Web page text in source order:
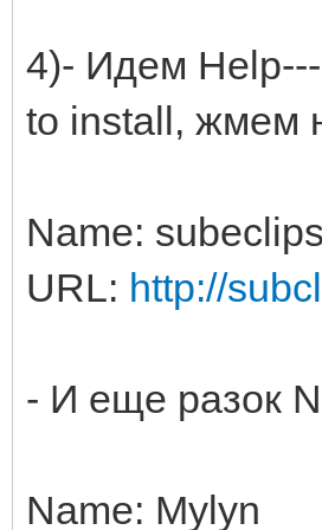
4)- Идем
to install, жмем
Name:
URL: http://
- И еще разок
Name: Mylyn